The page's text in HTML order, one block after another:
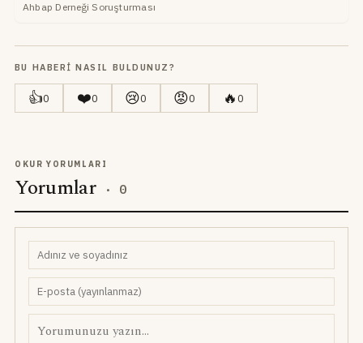
Ahbap Derneği Soruşturması
BU HABERI NASIL BULDUNUZ?
👍0 ❤️0 😢0 😡0 🔥0
OKUR YORUMLARI
Yorumlar · 0